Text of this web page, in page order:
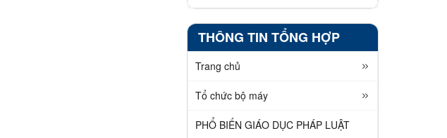
THÔNG TIN TỔNG HỢP
Trang chủ
Tổ chức bộ máy
PHỔ BIẾN GIÁO DỤC PHÁP LUẬT